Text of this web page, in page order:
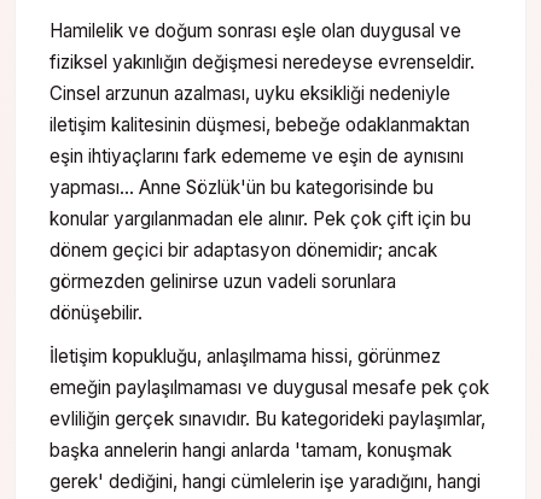
Hamilelik ve doğum sonrası eşle olan duygusal ve
fiziksel yakınlığın değişmesi neredeyse evrenseldir.
Cinsel arzunun azalması, uyku eksikliği nedeniyle
iletişim kalitesinin düşmesi, bebeğe odaklanmaktan
eşin ihtiyaçlarını fark edememe ve eşin de aynısını
yapması… Anne Sözlük'ün bu kategorisinde bu
konular yargılanmadan ele alınır. Pek çok çift için bu
dönem geçici bir adaptasyon dönemidir; ancak
görmezden gelinirse uzun vadeli sorunlara
dönüşebilir.
İletişim kopukluğu, anlaşılmama hissi, görünmez
emeğin paylaşılmaması ve duygusal mesafe pek çok
evliliğin gerçek sınavıdır. Bu kategorideki paylaşımlar,
başka annelerin hangi anlarda 'tamam, konuşmak
gerek' dediğini, hangi cümlelerin işe yaradığını, hangi